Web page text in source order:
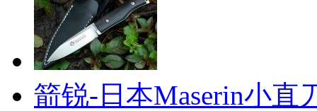
箭锐-日本Maserin小直